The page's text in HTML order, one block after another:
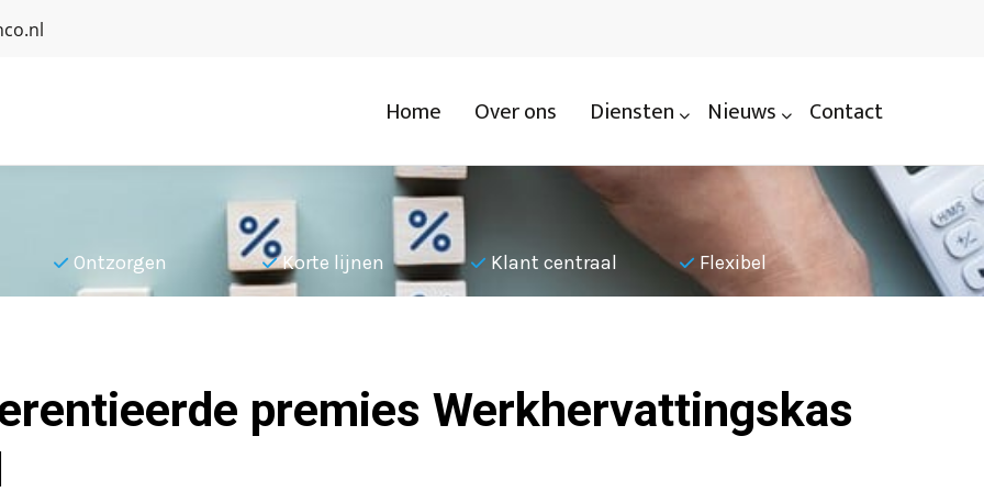
Home Over ons Diensten Nieuws Contact
Ontzorgen Korte lijnen Klant centraal Flexibel
premies Werkhervattingskas